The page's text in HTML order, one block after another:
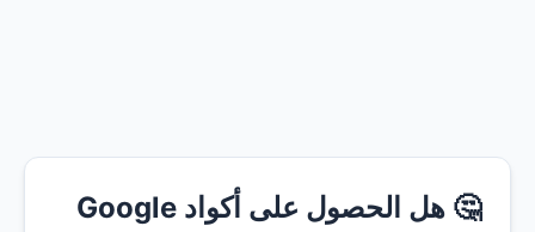
🤔 هل الحصول على أكواد Google